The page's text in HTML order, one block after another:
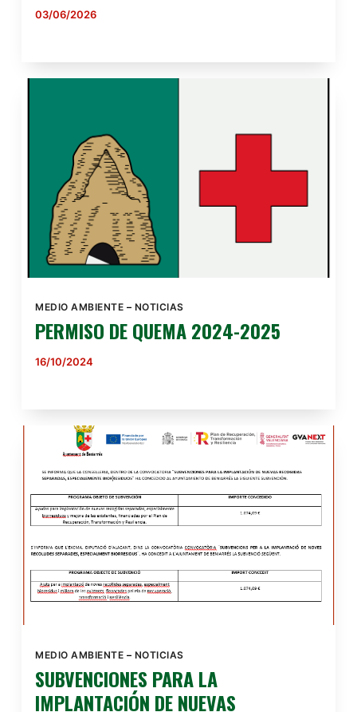
03/06/2026
MEDIO AMBIENTE – NOTICIAS
PERMISO DE QUEMA 2024-2025
16/10/2024
MEDIO AMBIENTE – NOTICIAS
SUBVENCIONES PARA LA
IMPLANTACIÓN DE NUEVAS